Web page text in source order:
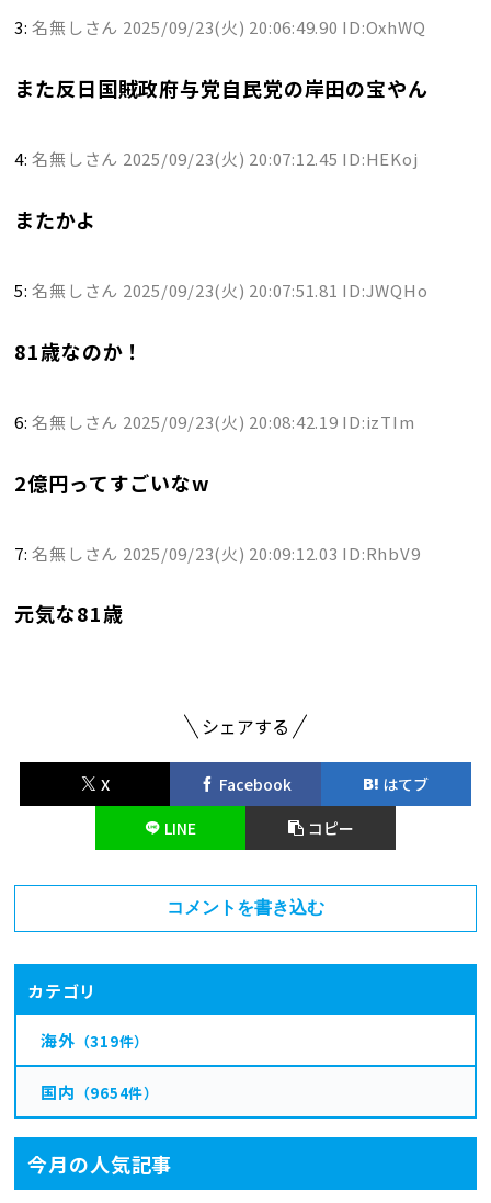
3:名無しさん 2025/09/23(火) 20:06:49.90 ID:OxhWQ
また反日国賊政府与党自民党の岸田の宝やん
4:名無しさん 2025/09/23(火) 20:07:12.45 ID:HEKoj
またかよ
5:名無しさん 2025/09/23(火) 20:07:51.81 ID:JWQHo
81歳なのか！
6:名無しさん 2025/09/23(火) 20:08:42.19 ID:izTIm
2億円ってすごいなw
7:名無しさん 2025/09/23(火) 20:09:12.03 ID:RhbV9
元気な81歳
シェアする
X Facebook
はてブ
LINE
コピー
コメントを書き込む
カテゴリ
海外 （319件）
国内 （9654件）
今月の人気記事